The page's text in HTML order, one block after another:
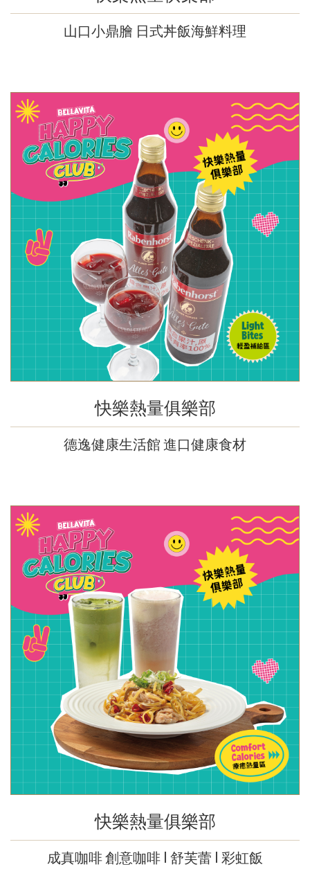
山口小鼎膾 日式丼飯海鮮料理
快樂熱量俱樂部
德逸健康生活館 進口健康食材
快樂熱量俱樂部
成真咖啡 創意咖啡 l 舒芙蕾 l 彩虹飯